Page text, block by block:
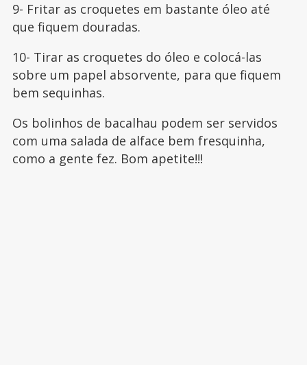
9- Fritar as croquetes em bastante óleo até
que fiquem douradas.
10- Tirar as croquetes do óleo e colocá-las
sobre um papel absorvente, para que fiquem
bem sequinhas.
Os bolinhos de bacalhau podem ser servidos
com uma salada de alface bem fresquinha,
como a gente fez. Bom apetite!!!